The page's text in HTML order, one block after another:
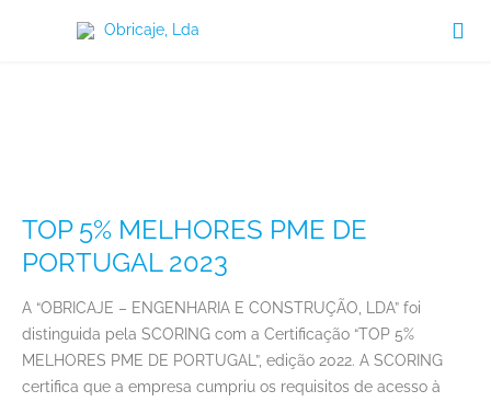

TOP 5% MELHORES PME DE
PORTUGAL 2023
A “OBRICAJE – ENGENHARIA E CONSTRUÇÃO, LDA” foi
distinguida pela SCORING com a Certificação “TOP 5%
MELHORES PME DE PORTUGAL”, edição 2022. A SCORING
certifica que a empresa cumpriu os requisitos de acesso à